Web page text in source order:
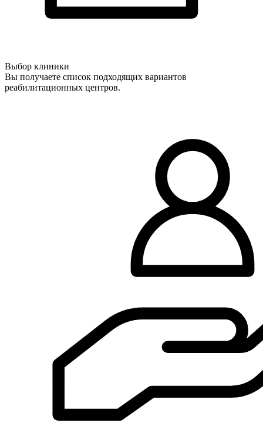
Выбор клиники
Вы получаете список подходящих вариантов
реабилитационных центров.